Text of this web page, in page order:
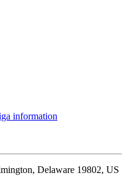
information
Delaware 19802, US